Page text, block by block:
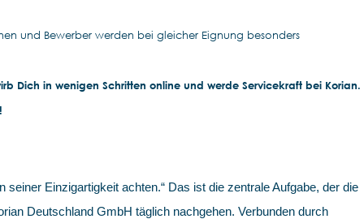
und Bewerber werden bei gleicher Eignung besonders
Dich in wenigen Schritten online und werde Servicekraft bei Korian.
seiner Einzigartigkeit achten.“ Das ist die zentrale Aufgabe, der die
Deutschland GmbH täglich nachgehen. Verbunden durch